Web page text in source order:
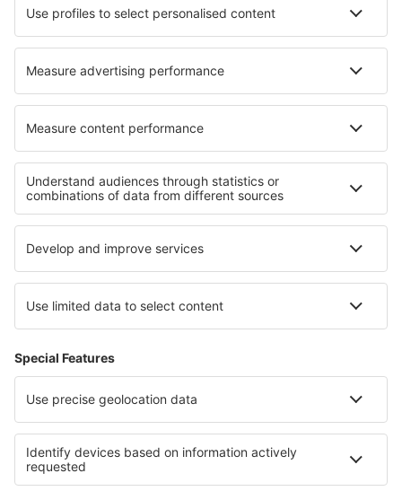
Hoteluri în Pišece Hoteluri în Esperanza
Hoteluri în Dobczyce Hoteluri în Avin
Cele mai bune hoteluri - regiuni
Hoteluri in Ios Hoteluri in Karpathos Hoteluri in Chios
Hoteluri in Attica Hoteluri in Skopelos
Hoteluri în Valmeinier Hoteluri in Șumen
Hoteluri in Nuevo León Hoteluri pe Insula Martinica